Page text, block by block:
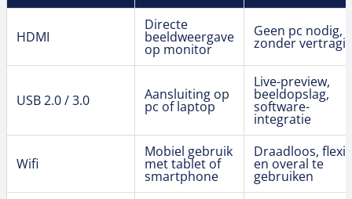
HDMI
Directe
beeldweergave
op monitor
Geen pc nodig,
zonder
USB 2.0 / 3.0 Aansluiting op
pc of laptop
Live-preview,
beeldopslag,
software-
integratie
Wifi
Mobiel gebruik
met tablet of
smartphone
Draadloos,
en overal te
gebruiken